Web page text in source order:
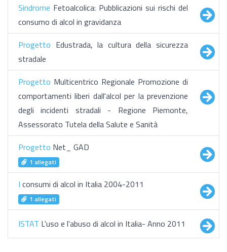
Sindrome Fetoalcolica: Pubblicazioni sui rischi del
consumo di alcol in gravidanza
Progetto Edustrada, la cultura della sicurezza
stradale
Progetto Multicentrico Regionale Promozione di
comportamenti liberi dall'alcol per la prevenzione
degli incidenti stradali - Regione Piemonte,
Assessorato Tutela della Salute e Sanità
Progetto Net_ GAD
1 allegati
I consumi di alcol in Italia 2004-2011
1 allegati
ISTAT L'uso e l'abuso di alcol in Italia- Anno 2011